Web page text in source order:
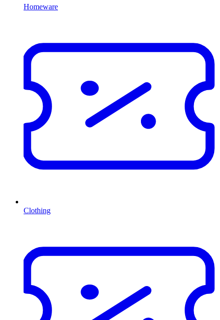
Homeware
Clothing